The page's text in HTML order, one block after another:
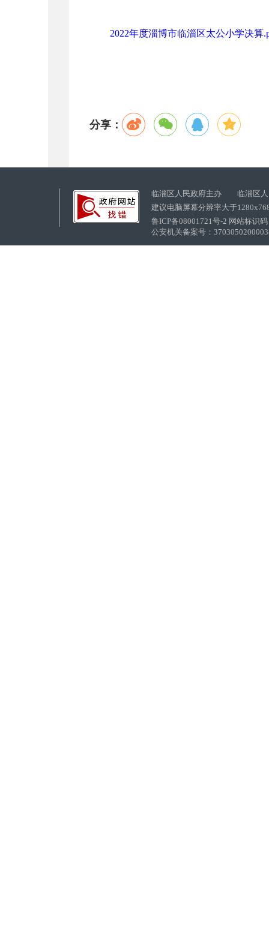
2022年度淄博市临淄区太公小学决算
分享：
临淄区人民政府主办 临淄区人
建议电脑屏幕分辨率大于
鲁ICP备08001721号-2 网站标识
公安机关备案号：